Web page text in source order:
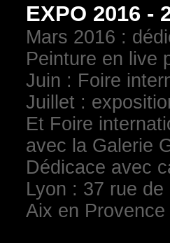
EXPO 2016 -
Mars 2016 :
Peinture en live
Juin : Foire
Juillet :
Et Foire
avec la Galerie
Dédicace avec
Lyon : 37 rue de
Aix en